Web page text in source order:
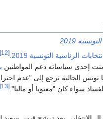
2019
الرئاسية التونسية 2019 .
[12]
إحدى سياساته دعم المواطنين
تونس الحالية ترجع إلى "عدم
سواء كان "معنويا أو ماليا".[13]